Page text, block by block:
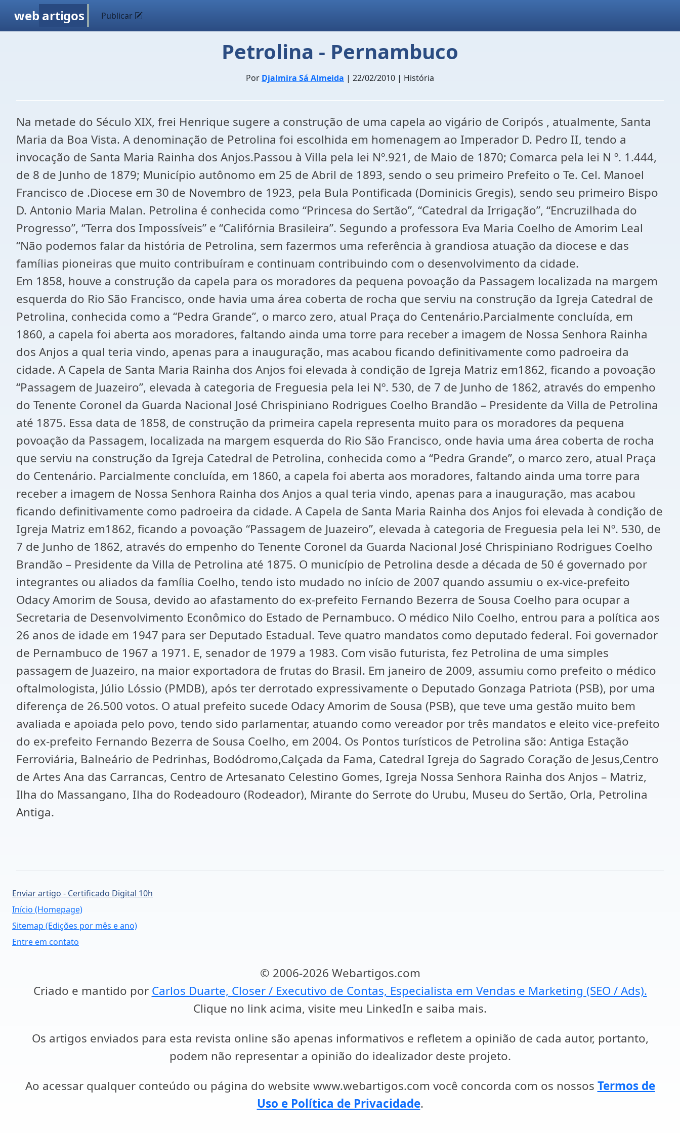
web artigos Publicar
Petrolina - Pernambuco
Por Djalmira Sá Almeida | 22/02/2010 | História
Na metade do Século XIX, frei Henrique sugere a construção de uma capela ao vigário de Coripós , atualmente, Santa
Maria da Boa Vista. A denominação de Petrolina foi escolhida em homenagem ao Imperador D. Pedro II, tendo a
invocação de Santa Maria Rainha dos Anjos.Passou à Villa pela lei Nº.921, de Maio de 1870; Comarca pela lei N º. 1.444,
de 8 de Junho de 1879; Município autônomo em 25 de Abril de 1893, sendo o seu primeiro Prefeito o Te. Cel. Manoel
Francisco de .Diocese em 30 de Novembro de 1923, pela Bula Pontificada (Dominicis Gregis), sendo seu primeiro Bispo
D. Antonio Maria Malan. Petrolina é conhecida como “Princesa do Sertão”, “Catedral da Irrigação”, “Encruzilhada do
Progresso”, “Terra dos Impossíveis” e “Califórnia Brasileira”. Segundo a professora Eva Maria Coelho de Amorim Leal
“Não podemos falar da história de Petrolina, sem fazermos uma referência à grandiosa atuação da diocese e das
famílias pioneiras que muito contribuíram e continuam contribuindo com o desenvolvimento da cidade.
Em 1858, houve a construção da capela para os moradores da pequena povoação da Passagem localizada na margem
esquerda do Rio São Francisco, onde havia uma área coberta de rocha que serviu na construção da Igreja Catedral de
Petrolina, conhecida como a “Pedra Grande”, o marco zero, atual Praça do Centenário.Parcialmente concluída, em
1860, a capela foi aberta aos moradores, faltando ainda uma torre para receber a imagem de Nossa Senhora Rainha
dos Anjos a qual teria vindo, apenas para a inauguração, mas acabou ficando definitivamente como padroeira da
cidade. A Capela de Santa Maria Rainha dos Anjos foi elevada à condição de Igreja Matriz em1862, ficando a povoação
“Passagem de Juazeiro”, elevada à categoria de Freguesia pela lei Nº. 530, de 7 de Junho de 1862, através do empenho
do Tenente Coronel da Guarda Nacional José Chrispiniano Rodrigues Coelho Brandão – Presidente da Villa de Petrolina
até 1875. Essa data de 1858, de construção da primeira capela representa muito para os moradores da pequena
povoação da Passagem, localizada na margem esquerda do Rio São Francisco, onde havia uma área coberta de rocha
que serviu na construção da Igreja Catedral de Petrolina, conhecida como a “Pedra Grande”, o marco zero, atual Praça
do Centenário. Parcialmente concluída, em 1860, a capela foi aberta aos moradores, faltando ainda uma torre para
receber a imagem de Nossa Senhora Rainha dos Anjos a qual teria vindo, apenas para a inauguração, mas acabou
ficando definitivamente como padroeira da cidade. A Capela de Santa Maria Rainha dos Anjos foi elevada à condição de
Igreja Matriz em1862, ficando a povoação “Passagem de Juazeiro”, elevada à categoria de Freguesia pela lei Nº. 530, de
7 de Junho de 1862, através do empenho do Tenente Coronel da Guarda Nacional José Chrispiniano Rodrigues Coelho
Brandão – Presidente da Villa de Petrolina até 1875. O município de Petrolina desde a década de 50 é governado por
integrantes ou aliados da família Coelho, tendo isto mudado no início de 2007 quando assumiu o ex-vice-prefeito
Odacy Amorim de Sousa, devido ao afastamento do ex-prefeito Fernando Bezerra de Sousa Coelho para ocupar a
Secretaria de Desenvolvimento Econômico do Estado de Pernambuco. O médico Nilo Coelho, entrou para a política aos
26 anos de idade em 1947 para ser Deputado Estadual. Teve quatro mandatos como deputado federal. Foi governador
de Pernambuco de 1967 a 1971. E, senador de 1979 a 1983. Com visão futurista, fez Petrolina de uma simples
passagem de Juazeiro, na maior exportadora de frutas do Brasil. Em janeiro de 2009, assumiu como prefeito o médico
oftalmologista, Júlio Lóssio (PMDB), após ter derrotado expressivamente o Deputado Gonzaga Patriota (PSB), por uma
diferença de 26.500 votos. O atual prefeito sucede Odacy Amorim de Sousa (PSB), que teve uma gestão muito bem
avaliada e apoiada pelo povo, tendo sido parlamentar, atuando como vereador por três mandatos e eleito vice-prefeito
do ex-prefeito Fernando Bezerra de Sousa Coelho, em 2004. Os Pontos turísticos de Petrolina são: Antiga Estação
Ferroviária, Balneário de Pedrinhas, Bodódromo,Calçada da Fama, Catedral Igreja do Sagrado Coração de Jesus,Centro
de Artes Ana das Carrancas, Centro de Artesanato Celestino Gomes, Igreja Nossa Senhora Rainha dos Anjos – Matriz,
Ilha do Massangano, Ilha do Rodeadouro (Rodeador), Mirante do Serrote do Urubu, Museu do Sertão, Orla, Petrolina
Antiga.
Enviar artigo - Certificado Digital 10h
Início (Homepage)
Sitemap (Edições por mês e ano)
Entre em contato
© 2006-2026 Webartigos.com
Criado e mantido por Carlos Duarte, Closer / Executivo de Contas, Especialista em Vendas e Marketing (SEO / Ads).
Clique no link acima, visite meu LinkedIn e saiba mais.
Os artigos enviados para esta revista online são apenas informativos e refletem a opinião de cada autor, portanto,
podem não representar a opinião do idealizador deste projeto.
Ao acessar qualquer conteúdo ou página do website www.webartigos.com você concorda com os nossos Termos de
Uso e Política de Privacidade.